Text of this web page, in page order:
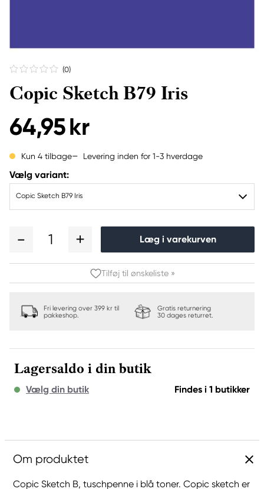
(0)
Copic Sketch B79 Iris
64,95 kr
Kun 4 tilbage Levering inden for 1-3 hverdage
Vælg variant:
Copic Sketch B79 Iris
1 Læg i varekurven
Tilføj til ønskeliste »
Fri levering over 399 kr til
pakkeshop.
Gratis returnering
30 dages returret.
Lagersaldo i din butik
Vælg din butik Findes i 1 butikker
Om produktet
Copic Sketch B, tuschpenne i blå toner. Copic sketch er